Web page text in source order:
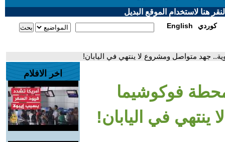
هنا لاستخدام الموقع البديل
English كوردي
جهد متواصل ومشروع لا ينتهي في اليابان!
فوكوشيما
في اليابان!
اخر الافلام